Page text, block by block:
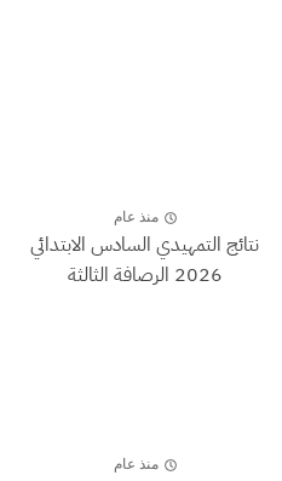
منذ عام
نتائج التمهيدي السادس الابتدائي
2026 الرصافة الثالثة
منذ عام